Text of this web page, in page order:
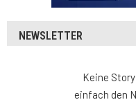
NEWSLETTER
Keine
einfach den